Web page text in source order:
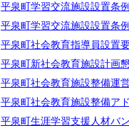
平泉町学習交流施設設置条例
平泉町学習交流施設設置条
平泉町社会教育指導員設置
平泉町新社会教育施設計画
平泉町社会教育施設整備運
平泉町社会教育施設整備ア
平泉町生涯学習支援人材バ